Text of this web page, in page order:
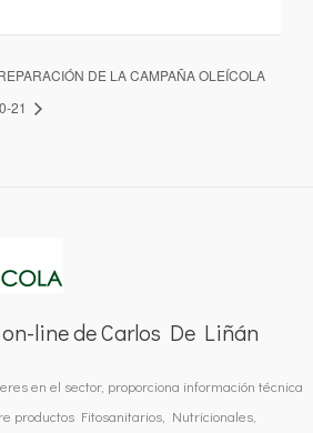
DE LA CAMPAÑA OLEÍCOLA
21
on-line de Carlos De Liñán
en el sector, proporciona información técnica
productos Fitosanitarios, Nutricionales,